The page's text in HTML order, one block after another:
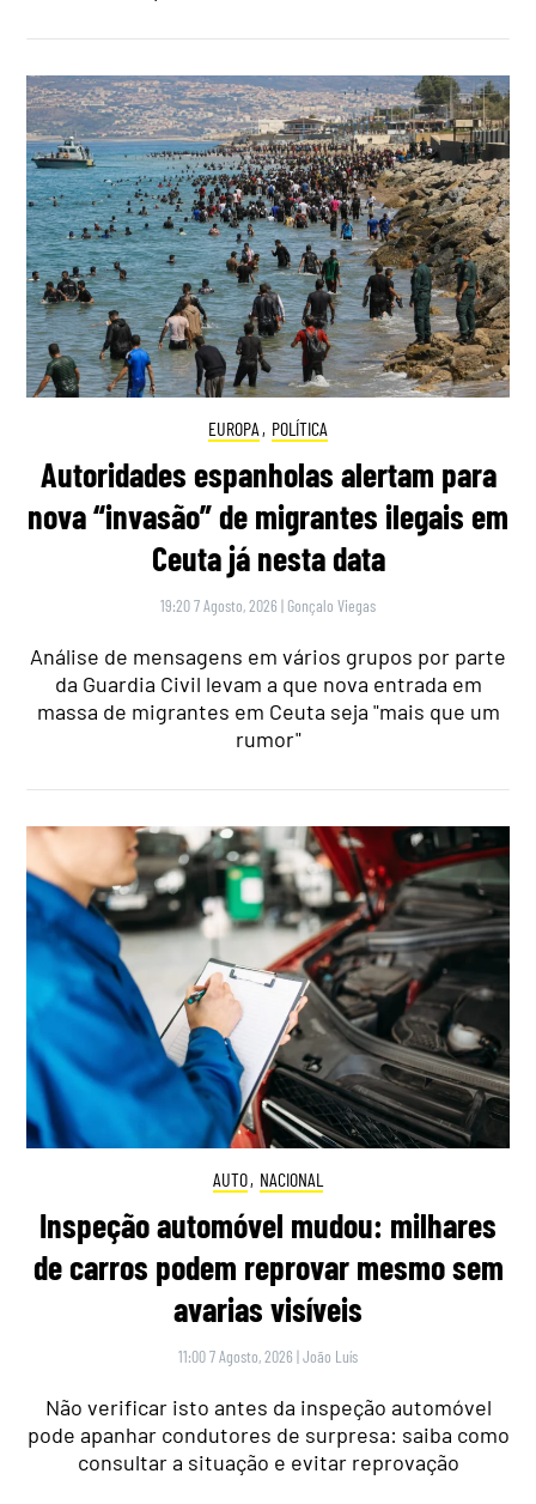
EUROPA , POLÍTICA
Autoridades espanholas alertam para
nova “invasão” de migrantes ilegais em
Ceuta já nesta data
19:20 7 Agosto, 2026 | Gonçalo Viegas
Análise de mensagens em vários grupos por parte
da Guardia Civil levam a que nova entrada em
massa de migrantes em Ceuta seja "mais que um
rumor"
AUTO, NACIONAL
Inspeção automóvel mudou: milhares
de carros podem reprovar mesmo sem
avarias visíveis
11:00 7 Agosto, 2026 |João Luís
Não verificar isto antes da inspeção automóvel
pode apanhar condutores de surpresa: saiba como
consultar a situação e evitar reprovação